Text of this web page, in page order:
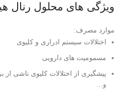
ویژگی های محلول رنال
موارد مصرف:
اختلالات سیستم ادراری و کلیوی
مسمومیت های دارویی
پیشگیری از اختلالات کلیوی ناشی
و…